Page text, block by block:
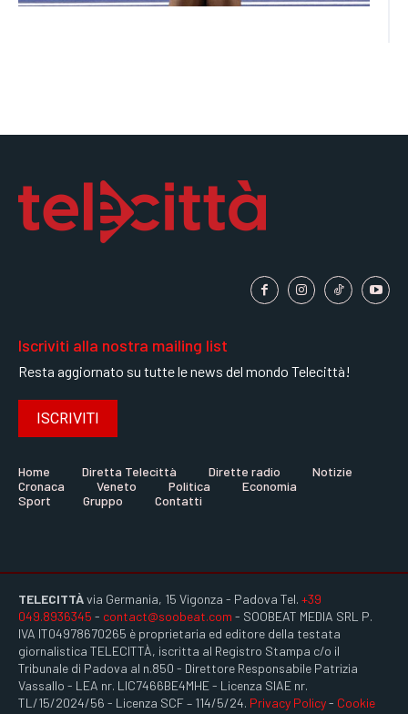
Iscriviti alla nostra mailing list
Resta aggiornato su tutte le news del mondo Telecittà!
ISCRIVITI
Home Diretta Telecittà Dirette radio
Notizie
Cronaca
Veneto Politica
Economia
Sport
Gruppo Contatti
TELECITTÀvia Germania, 15 Vigonza - Padova Tel. +39
049.8936345 - contact@soobeat.com - SOOBEAT MEDIA SRL P.
IVA IT04978670265 è proprietaria ed editore della testata
giornalistica TELECITTÀ, iscritta al Registro Stampa c/o il
Tribunale di Padova al n.850 - Direttore Responsabile Patrizia
Vassallo - LEA nr. LIC7466BE4MHE - Licenza SIAE nr.
TL/15/2024/56 - Licenza SCF – 114/5/24. Privacy Policy- Cookie